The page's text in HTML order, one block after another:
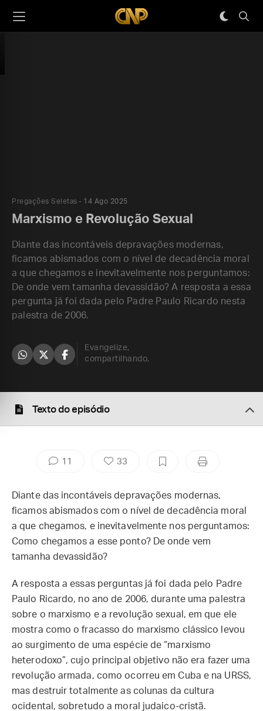
Pregações Seletas 14 Ago 2025
Marxismo e Revolução Sexual
Diante das incontáveis depravações modernas,
ficamos abismados com o nível de decadência moral
a que chegamos e inevitavelmente nos perguntamos:
De onde vem tamanha devassidão? A resposta a essa
pergunta já foi dada pelo Padre Paulo Ricardo nesta
palestra de 2006.
Evangelize,
compartilhando.
Texto do episódio
11 33
Diante das incontáveis depravações modernas,
ficamos abismados com o nível de decadência moral
a que chegamos, e inevitavelmente nos perguntamos:
Como chegamos a esse ponto? De onde vem
tamanha devassidão?
A resposta a essas perguntas já foi dada pelo Padre
Paulo Ricardo, no ano de 2006, durante uma palestra
sobre o marxismo e a revolução sexual, em que ele
mostra como o fracasso do marxismo clássico levou
ao surgimento de uma espécie de “marxismo
heterodoxo”, cujo principal objetivo não era fazer uma
revolução armada, como ocorreu em Cuba e na URSS,
mas destruir totalmente as colunas da cultura
ocidental, sobretudo a moral judaico-cristã.